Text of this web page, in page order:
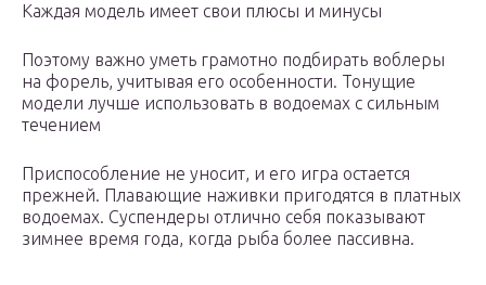
Каждая модель имеет свои плюсы и минусы
Поэтому важно уметь грамотно подбирать воблеры
на форель, учитывая его особенности. Тонущие
модели лучше использовать в водоемах с сильным
течением
Приспособление не уносит, и его игра остается
прежней. Плавающие наживки пригодятся в платных
водоемах. Суспендеры отлично себя показывают
зимнее время года, когда рыба более пассивна.